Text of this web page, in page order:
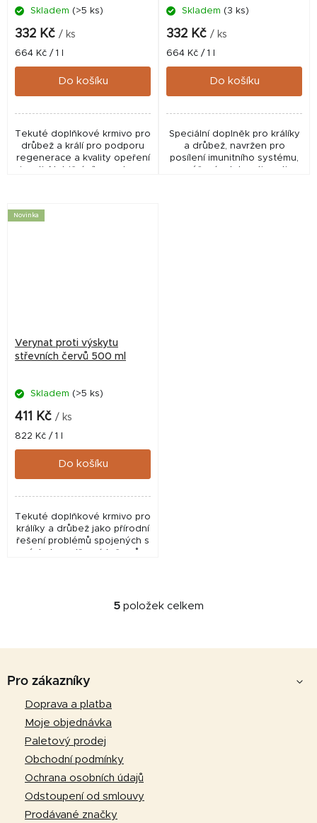
Skladem (>5 ks)
332 Kč / ks
Měrná
cena:
664 Kč / 1 l
Do košíku
Tekuté doplňkové krmivo pro
drůbež a králí pro podporu
regenerace a kvality opeření
i srsti. Nutriční cíle: podpora
Skladem (3 ks)
332 Kč / ks
Měrná
cena:
664 Kč / 1 l
Do košíku
Speciální doplněk pro králíky
a drůbež, navržen pro
posílení imunitního systému,
zvýšení odolnosti proti
Novinka
Verynat proti výskytu
střevních červů 500 ml
Skladem (>5 ks)
411 Kč / ks
Měrná
cena:
822 Kč / 1 l
Do košíku
Tekuté doplňkové krmivo pro
králíky a drůbež jako přírodní
řešení problémů spojených s
O
5 položek celkem
Pro zákazníky
Doprava a platba
Moje objednávka
Paletový prodej
Obchodní podmínky
Ochrana osobních údajů
Odstoupení od smlouvy
Prodávané značky